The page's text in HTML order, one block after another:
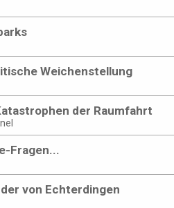
Weichenstellung
der Raumfahrt
Fragen...
von Echterdingen